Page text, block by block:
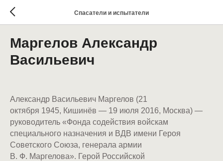
Спасатели и испытатели
Маргелов Александр
Васильевич
Александр Васильевич Маргелов (21
октября 1945, Кишинёв — 19 июля 2016, Москва) —
руководитель «Фонда содействия войскам
специального назначения и ВДВ имени Героя
Советского Союза, генерала армии
В. Ф. Маргелова». Герой Российской